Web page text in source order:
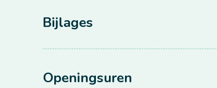
Bijlages
Openingsuren